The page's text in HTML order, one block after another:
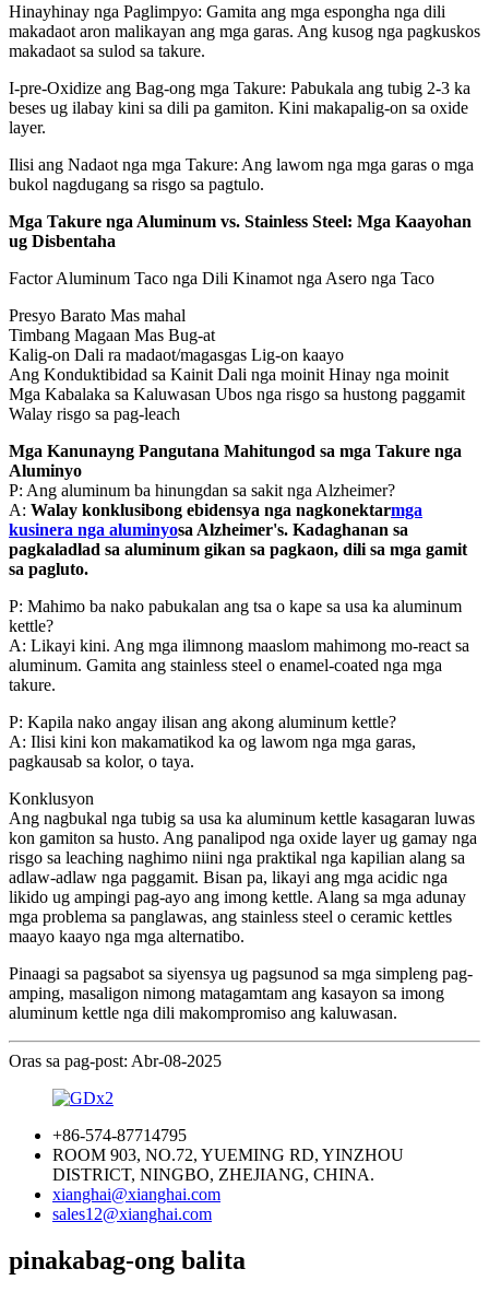
Hinayhinay nga Paglimpyo: Gamita ang mga espongha nga dili
makadaot aron malikayan ang mga garas. Ang kusog nga pagkuskos
makadaot sa sulod sa takure.
I-pre-Oxidize ang Bag-ong mga Takure: Pabukala ang tubig 2-3 ka
beses ug ilabay kini sa dili pa gamiton. Kini makapalig-on sa oxide
layer.
Ilisi ang Nadaot nga mga Takure: Ang lawom nga mga garas o mga
bukol nagdugang sa risgo sa pagtulo.
Mga Takure nga Aluminum vs. Stainless Steel: Mga Kaayohan
ug Disbentaha
Factor Aluminum Taco nga Dili Kinamot nga Asero nga Taco
Presyo Barato Mas mahal
Timbang Magaan Mas Bug-at
Kalig-on Dali ra madaot/magasgas Lig-on kaayo
Ang Konduktibidad sa Kainit Dali nga moinit Hinay nga moinit
Mga Kabalaka sa Kaluwasan Ubos nga risgo sa hustong paggamit
Walay risgo sa pag-leach
Mga Kanunayng Pangutana Mahitungod sa mga Takure nga
Aluminyo
P: Ang aluminum ba hinungdan sa sakit nga Alzheimer?
A: Walay konklusibong ebidensya nga nagkonektarmga
kusinera nga aluminyosa Alzheimer's. Kadaghanan sa
pagkaladlad sa aluminum gikan sa pagkaon, dili sa mga gamit
sa pagluto.
P: Mahimo ba nako pabukalan ang tsa o kape sa usa ka aluminum
kettle?
A: Likayi kini. Ang mga ilimnong maaslom mahimong mo-react sa
aluminum. Gamita ang stainless steel o enamel-coated nga mga
takure.
P: Kapila nako angay ilisan ang akong aluminum kettle?
A: Ilisi kini kon makamatikod ka og lawom nga mga garas,
pagkausab sa kolor, o taya.
Konklusyon
Ang nagbukal nga tubig sa usa ka aluminum kettle kasagaran luwas
kon gamiton sa husto. Ang panalipod nga oxide layer ug gamay nga
risgo sa leaching naghimo niini nga praktikal nga kapilian alang sa
adlaw-adlaw nga paggamit. Bisan pa, likayi ang mga acidic nga
likido ug ampingi pag-ayo ang imong kettle. Alang sa mga adunay
mga problema sa panglawas, ang stainless steel o ceramic kettles
maayo kaayo nga mga alternatibo.
Pinaagi sa pagsabot sa siyensya ug pagsunod sa mga simpleng pag-
amping, masaligon nimong matagamtam ang kasayon ​​sa imong
aluminum kettle nga dili makompromiso ang kaluwasan.
Oras sa pag-post: Abr-08-2025
+86-574-87714795
ROOM 903, NO.72, YUEMING RD, YINZHOU
DISTRICT, NINGBO, ZHEJIANG, CHINA.
xianghai@xianghai.com
sales12@xianghai.com
pinakabag-ong balita